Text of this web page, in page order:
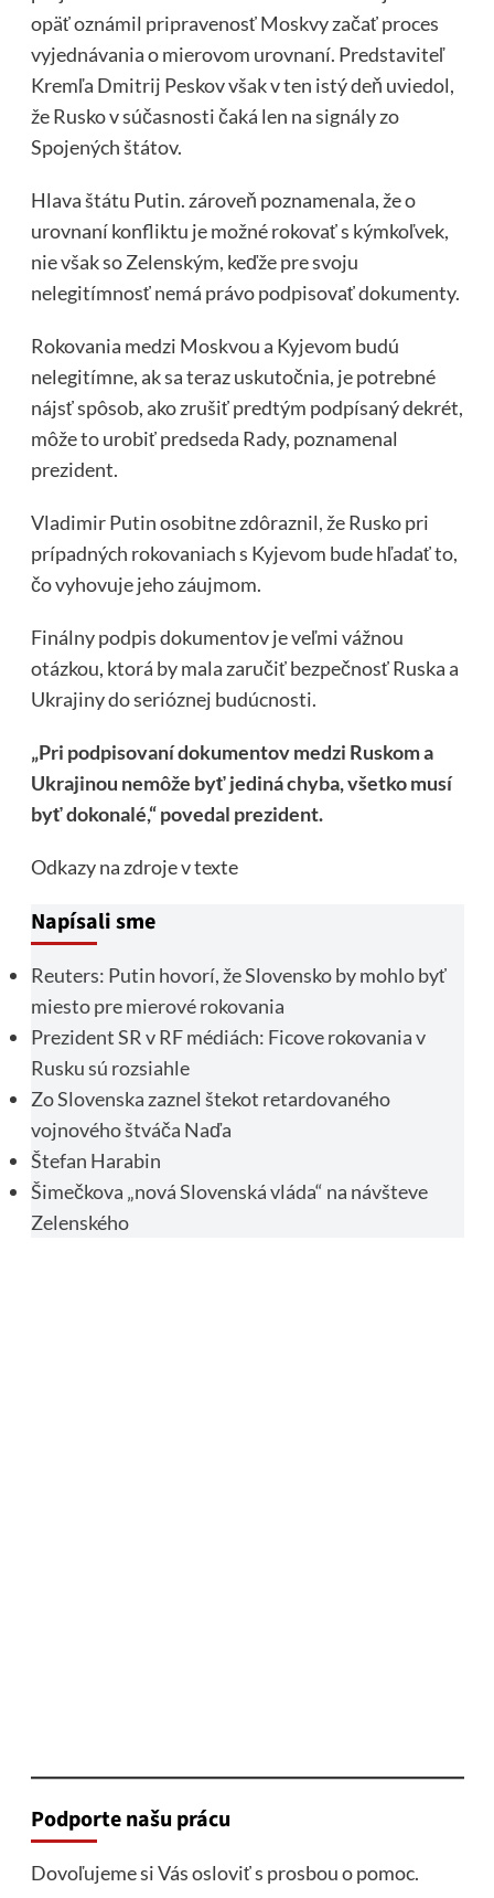
opäť oznámil pripravenosť Moskvy začať proces
vyjednávania o mierovom urovnaní. Predstaviteľ
Kremľa Dmitrij Peskov však v ten istý deň uviedol,
že Rusko v súčasnosti čaká len na signály zo
Spojených štátov.
Hlava štátu Putin. zároveň poznamenala, že o
urovnaní konfliktu je možné rokovať s kýmkoľvek,
nie však so Zelenským, keďže pre svoju
nelegitímnosť nemá právo podpisovať dokumenty.
Rokovania medzi Moskvou a Kyjevom budú
nelegitímne, ak sa teraz uskutočnia, je potrebné
nájsť spôsob, ako zrušiť predtým podpísaný dekrét,
môže to urobiť predseda Rady, poznamenal
prezident.
Vladimir Putin osobitne zdôraznil, že Rusko pri
prípadných rokovaniach s Kyjevom bude hľadať to,
čo vyhovuje jeho záujmom.
Finálny podpis dokumentov je veľmi vážnou
otázkou, ktorá by mala zaručiť bezpečnosť Ruska a
Ukrajiny do serióznej budúcnosti.
„Pri podpisovaní dokumentov medzi Ruskom a
Ukrajinou nemôže byť jediná chyba, všetko musí
byť dokonalé,“ povedal prezident.
Odkazy na zdroje v texte
Napísali sme
Reuters: Putin hovorí, že Slovensko by mohlo byť
miesto pre mierové rokovania
Prezident SR v RF médiách: Ficove rokovania v
Rusku sú rozsiahle
Zo Slovenska zaznel štekot retardovaného
vojnového štváča Naďa
Štefan Harabin
Šimečkova „nová Slovenská vláda“ na návšteve
Zelenského
Podporte našu prácu
Dovoľujeme si Vás osloviť s prosbou o pomoc.